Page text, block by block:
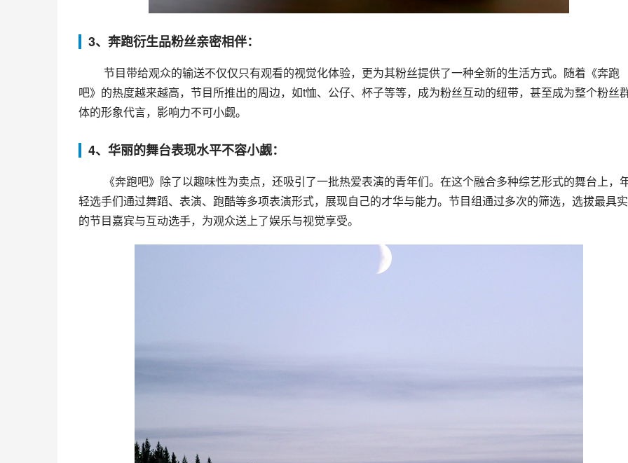
3、奔跑衍生品粉丝亲密相伴：
吧》的热度越来越高，节目所推出的周边，如t恤、公仔、杯子等等，成为粉丝互动的纽带，甚至成为整个粉丝
体的形象代言，影响力不可小觑。
4、华丽的舞台表现水平不容小觑：
轻选手们通过舞蹈、表演、跑酷等多项表演形式，展现自己的才华与能力。节目组通过多次的筛选，选拔最具
的节目嘉宾与互动选手，为观众送上了娱乐与视觉享受。